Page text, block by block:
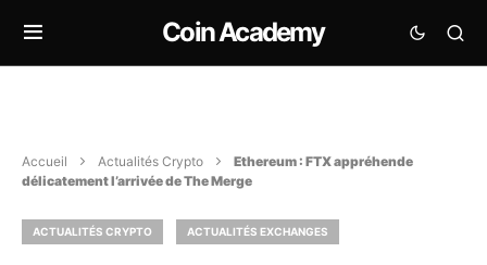
Coin Academy
Accueil Actualités Crypto
Ethereum : FTX appréhende
délicatement l’arrivée de The Merge
ACTUALITÉS CRYPTO ACTUALITÉS EXCHANGES